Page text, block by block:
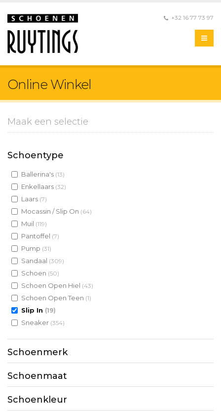
+32 16 77 73 97
Online Winkel
Maak een selectie
Schoentype
Ballerina's (13)
Enkellaars (32)
Laars (7)
Mocassin / Slip On (64)
Muil (119)
Pantoffel (7)
Pump (31)
Sandaal (309)
Schoen (50)
Schoen Open Hiel (43)
Schoen Open Teen (1)
Slip In (19)
Sneaker (354)
Schoenmerk
Schoenmaat
Schoenkleur